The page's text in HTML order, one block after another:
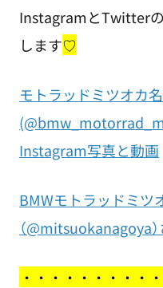
InstagramとTwitter
します♡
モトラッドミツオカ
Instagram写真と動画
BMWモトラッドミツ
（@mitsuokanagoya
・ ・・・・・・・・